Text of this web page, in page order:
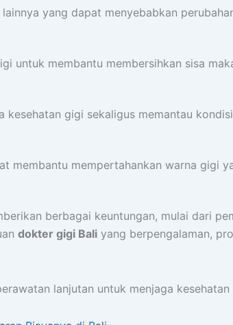
yang dapat menyebabkan
untuk membantu membersihkan sisa
kesehatan gigi sekaligus memantau
membantu mempertahankan warna gigi
berbagai keuntungan, mulai dari
dokter gigi Bali yang berpengalaman,
lanjutan untuk menjaga